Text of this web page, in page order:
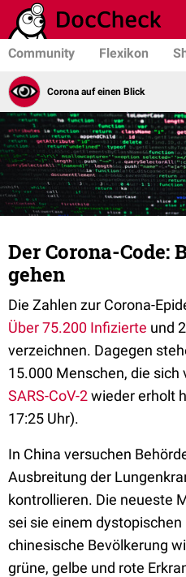
Community Flexikon
Corona auf einen Blick
Der Corona-Code:
gehen
Die Zahlen zur Corona-
Über 75.200 Infizierte und
verzeichnen. Dagegen
15.000 Menschen, die
SARS-CoV-2wieder erholt
17:25 Uhr).
In China versuchen
Ausbreitung der
kontrollieren. Die neueste
sei sie einem
chinesische Bevölkerung
grüne, gelbe und rote